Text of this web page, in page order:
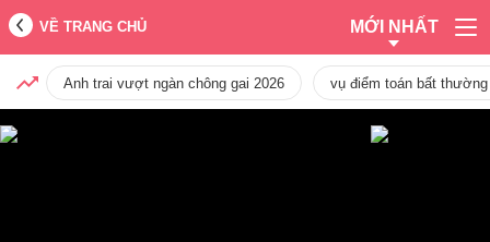
VỀ TRANG CHỦ MỚI NHẤT
Anh trai vượt ngàn chông gai 2026 vụ điểm toán bất